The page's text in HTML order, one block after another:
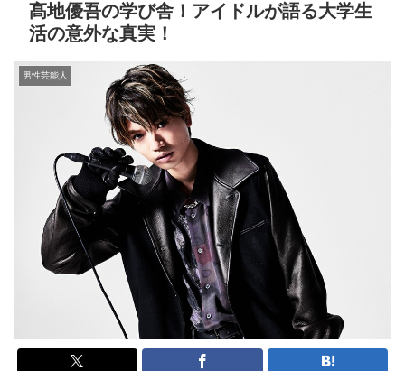
髙地優吾の学び舎！アイドルが語る大学生
活の意外な真実！
男性芸能人